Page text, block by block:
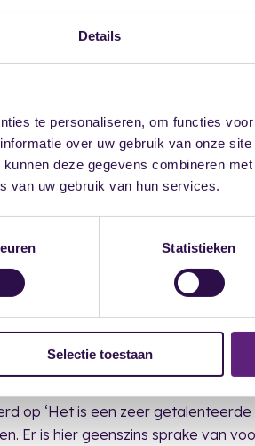
Details
te personaliseren, om functies
over uw gebruik van onze
deze gegevens combineren
van uw gebruik van hun services.
Statistieken
Selectie toestaan
op ‘Het is een zeer getalenteerde
Er is hier geenszins sprake van